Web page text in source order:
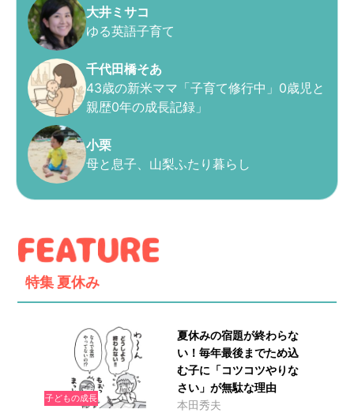
大井ミサコ
ゆる英語子育て
千代田橋そあ
43歳の新米ママ「子育て修行中」0歳児と
親歴0年の成長記録」
小栗
母と息子、山梨ふたり暮らし
特集 夏休み
子どもの成長
夏休みの宿題が終わらな
い！毎年最後までため込
む子に「コツコツやりな
さい」が無駄な理由
本田秀夫